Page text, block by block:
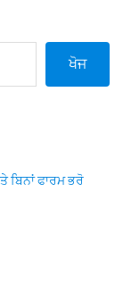
ਖੋਜ
ਬਿਨਾਂ ਫਾਰਮ ਭਰੋ